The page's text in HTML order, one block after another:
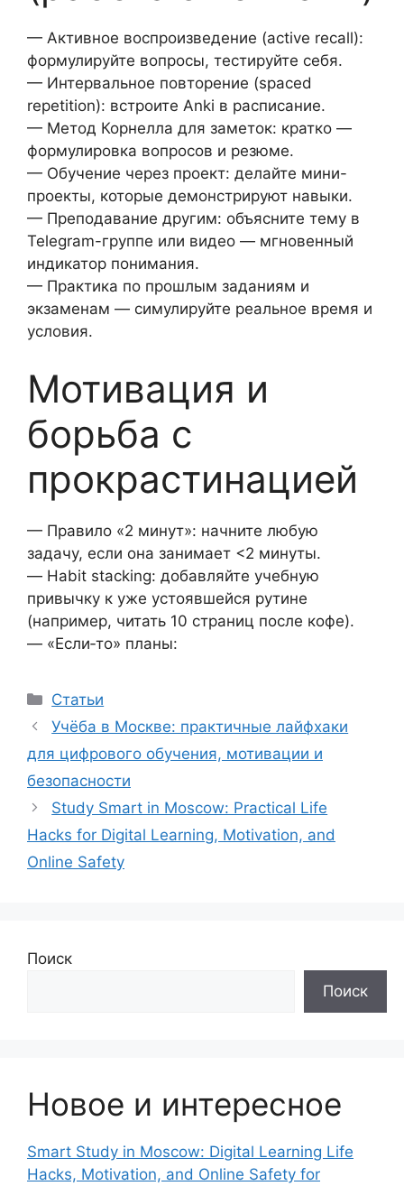
— Активное воспроизведение (active recall):
формулируйте вопросы, тестируйте себя.
— Интервальное повторение (spaced
repetition): встроите Anki в расписание.
— Метод Корнелла для заметок: кратко —
формулировка вопросов и резюме.
— Обучение через проект: делайте мини-
проекты, которые демонстрируют навыки.
— Преподавание другим: объясните тему в
Telegram-группе или видео — мгновенный
индикатор понимания.
— Практика по прошлым заданиям и
экзаменам — симулируйте реальное время и
условия.
Мотивация и
борьба с
прокрастинацией
— Правило «2 минут»: начните любую
задачу, если она занимает <2 минуты.
— Habit stacking: добавляйте учебную
привычку к уже устоявшейся рутине
(например, читать 10 страниц после кофе).
— «Если‑то» планы:
Рубрики
Статьи
Учёба в Москве: практичные лайфхаки
для цифрового обучения, мотивации и
безопасности
Study Smart in Moscow: Practical Life
Hacks for Digital Learning, Motivation, and
Online Safety
Поиск
Поиск
Новое и интересное
Smart Study in Moscow: Digital Learning Life
Hacks, Motivation, and Online Safety for